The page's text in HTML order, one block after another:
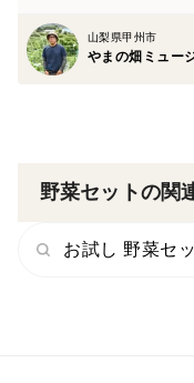
山梨県甲州市
やまの畑ミュー
野菜セットの関
お試し 野菜セ